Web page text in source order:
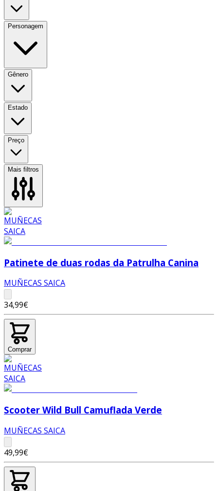
Personagem
Gênero
Estado
Preço
Mais filtros
Patinete de duas rodas da Patrulha Canina
MUÑECAS SAICA
34,99€
Comprar
Scooter Wild Bull Camuflada Verde
MUÑECAS SAICA
49,99€